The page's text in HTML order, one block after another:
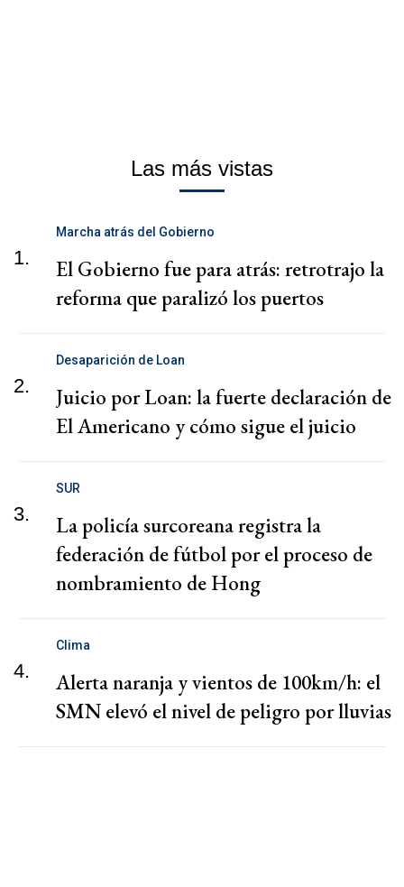
Las más vistas
1.
Marcha atrás del Gobierno
El Gobierno fue para atrás: retrotrajo la
reforma que paralizó los puertos
2.
Desaparición de Loan
Juicio por Loan: la fuerte declaración de
El Americano y cómo sigue el juicio
3.
SUR
La policía surcoreana registra la
federación de fútbol por el proceso de
nombramiento de Hong
4.
Clima
Alerta naranja y vientos de 100km/h: el
SMN elevó el nivel de peligro por lluvias